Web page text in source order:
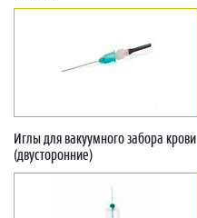
Иглы для вакуумного забора крови
(двусторонние)